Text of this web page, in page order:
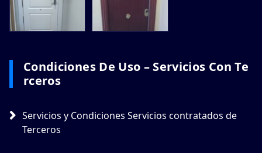
Condiciones De Uso – Servicios Con Te
Rceros
Servicios y Condiciones Servicios contratados de
Terceros